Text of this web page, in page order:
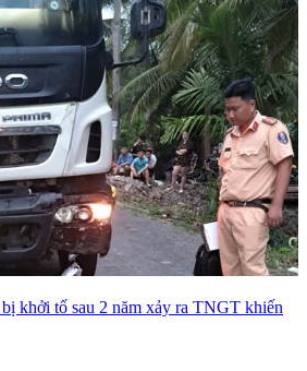
khởi tố sau 2 năm xảy ra TNGT khiến